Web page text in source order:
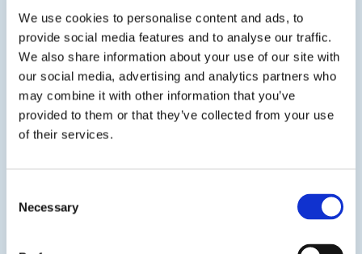
We use cookies to personalise content and ads, to
provide social media features and to analyse our traffic.
We also share information about your use of our site with
our social media, advertising and analytics partners who
may combine it with other information that you’ve
provided to them or that they’ve collected from your use
of their services.
Selection
Necessary
een schriftelijk verzoek.
Ben je werkgever? Dan kun je binnen drie maanden
voor aanvang van de gewenste ingangsdatum een
aanvraag indienen bij het fonds Colland Arbeidsmarkt.
Wordt de aanmelding later ontvangen dan de
gewenste ingangsdatum? Dan gaat de regeling in op
arbeidsovereenkomst of addendum op
De ingangsdatum van de seniorenregeling;